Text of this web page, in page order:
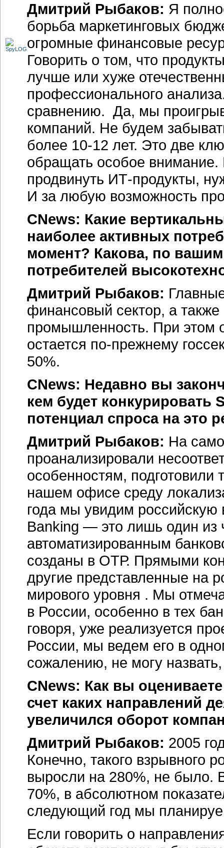
Дмитрий Рыбаков: Я
борьба маркетинговых
огромные финансовые
Говорить о том, что
лучше или хуже
профессионального
сравнению. Да, мы
компаний. Не будем
более 10-12 лет. Это две
обращать особое
продвинуть ИТ-продукты,
И за любую возможность
CNews: Какие
наиболее активных
момент? Какова, по
потребителей
Дмитрий Рыбаков:
финансовый сектор, а
промышленность. При этом
остается по-прежнему
50%.
CNews: Недавно вы
кем будет
потенциал спроса на это
Дмитрий Рыбаков: На
проанализировали
особенностям, подготовили
нашем офисе среду
года мы увидим
Banking — это лишь один из
автоматизированным
созданы в ОТР. Прямыми
другие представленные на
мирового уровня . Мы
в России, особенно в тех
говоря, уже реализуется
России, мы ведем его в
сожалению, не могу
CNews: Как вы
счет каких направлений
увеличился оборот
Дмитрий Рыбаков: 2005
Конечно, такого взрывного
выросли на 280%, не было.
70%, в абсолютном
следующий год мы
Если говорить о